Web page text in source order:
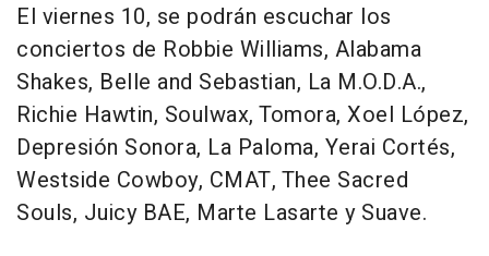
El viernes 10, se podrán escuchar los
conciertos de Robbie Williams, Alabama
Shakes, Belle and Sebastian, La M.O.D.A.,
Richie Hawtin, Soulwax, Tomora, Xoel López,
Depresión Sonora, La Paloma, Yerai Cortés,
Westside Cowboy, CMAT, Thee Sacred
Souls, Juicy BAE, Marte Lasarte y Suave.